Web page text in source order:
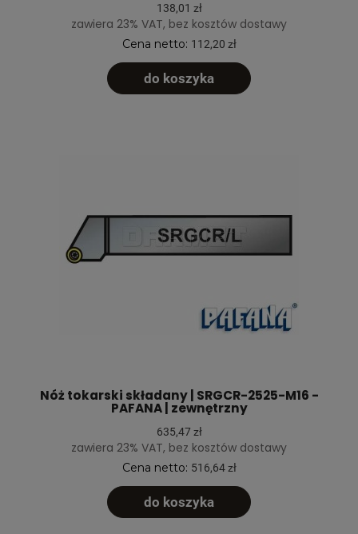
138,01 zł
zawiera 23% VAT, bez kosztów dostawy
Cena netto: 112,20 zł
do koszyka
Nóż tokarski składany | SRGCR-2525-M16 -
PAFANA | zewnętrzny
635,47 zł
zawiera 23% VAT, bez kosztów dostawy
Cena netto: 516,64 zł
do koszyka